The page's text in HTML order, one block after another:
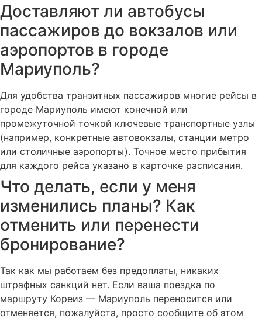
Доставляют ли автобусы
пассажиров до вокзалов или
аэропортов в городе
Мариуполь?
Для удобства транзитных пассажиров многие рейсы в
городе Мариуполь имеют конечной или
промежуточной точкой ключевые транспортные узлы
(например, конкретные автовокзалы, станции метро
или столичные аэропорты). Точное место прибытия
для каждого рейса указано в карточке расписания.
Что делать, если у меня
изменились планы? Как
отменить или перенести
бронирование?
Так как мы работаем без предоплаты, никаких
штрафных санкций нет. Если ваша поездка по
маршруту Кореиз — Мариуполь переносится или
отменяется, пожалуйста, просто сообщите об этом